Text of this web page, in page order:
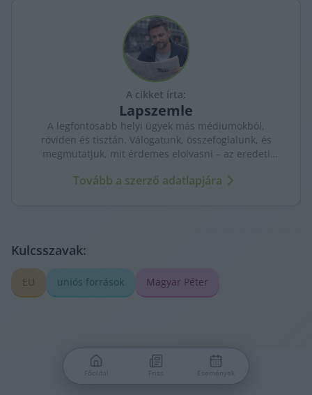
A cikket írta:
Lapszemle
A legfontosabb helyi ügyek más médiumokból,
röviden és tisztán. Válogatunk, összefoglalunk, és
megmutatjuk, mit érdemes elolvasni – az eredeti
Tovább a szerző adatlapjára
Kulcsszavak:
EU uniós források Magyar Péter
Főoldal Friss Események